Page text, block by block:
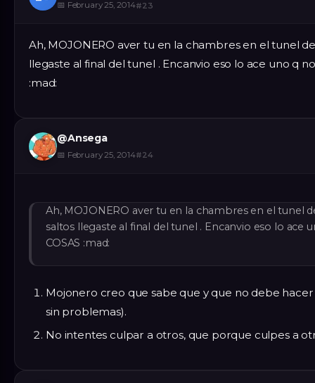
📅 February 25, 2014#23
Ah, MOJONERO aver tu en la chambres en el tunel
llegaste al final del tunel . Encanvio eso lo ace uno q
:mad:
@Ansega
📅 February 25, 2014#24
Ah, MOJONERO aver tu en la chambres en el tunel
saltos llegaste al final del tunel . Encanvio eso lo ace
COSAS :mad:
Mojonero creo que sabe que y que no debe
sin problemas).
No intentes culpar a otros, que porque culpes a